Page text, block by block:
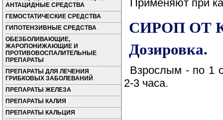
АНТАЦИДНЫЕ СРЕДСТВА
ГЕМОСТАТИЧЕСКИЕ СРЕДСТВА
ГИПОТЕНЗИВНЫЕ СРЕДСТВА
ОБЕЗБОЛИВАЮЩИЕ,
ЖАРОПОНИЖАЮЩИЕ И
ПРОТИВОВОСПАЛИТЕЛЬНЫЕ
ПРЕПАРАТЫ
ПРЕПАРАТЫ ДЛЯ ЛЕЧЕНИЯ
ГРИБКОВЫХ ЗАБОЛЕВАНИЙ
ПРЕПАРАТЫ ЖЕЛЕЗА
ПРЕПАРАТЫ КАЛИЯ
ПРЕПАРАТЫ КАЛЬЦИЯ
Применяют при
СИРОП ОТ
Дозировка.
Взрослым - по 1
2-3 часа.